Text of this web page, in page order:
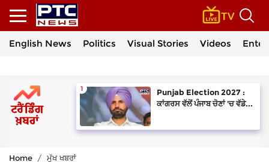
English News Politics Visual Stories Videos
Punjab Election 2027 :
ਕਾਂਗਰਸ ਵੱਲੋਂ ਪੰਜਾਬ ਚੋਣਾਂ 'ਚ ਵੱਡੇ...
Home
ਮੁੱਖ ਖਬਰਾਂ